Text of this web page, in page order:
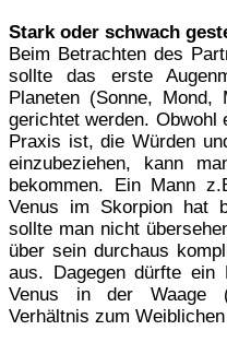
Stark oder schwach
Beim Betrachten des
sollte das erste
Planeten (Sonne,
gerichtet werden. Obwohl
Praxis ist, die Würden
einzubeziehen, kann
bekommen. Ein Mann
Venus im Skorpion hat
sollte man nicht
über sein durchaus
aus. Dagegen dürfte
Venus in der Waage
Verhältnis zum